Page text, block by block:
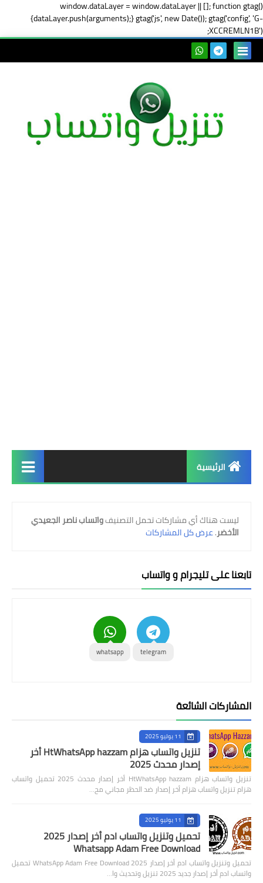
window.dataLayer = window.dataLayer || []; function gtag()
{dataLayer.push(arguments);} gtag('js', new Date()); gtag('config', 'G-
XCCREMLN1B');
الرئيسية
واتساب فؤاد
واتس بلاس
واتس عاصم
واتس النجم
واتس ولد الحاج
واتساب الذهبي
‏ليست هناك أي مشاركات تحمل التصنيفواتساب ناصر الجعيدي
الأخضر.عرض كل المشاركات
تابعنا على تليجرام و واتساب
telegram
whatsapp
المشاركات الشائعة
11 يوليو 2025
تنزيل واتساب هزام HtWhatsApp hazzam أخر
إصدار محدث 2025
تنزيل واتساب هزام HtWhatsApp hazzam أخر إصدار محدث 2025 تحميل واتساب
هزام تنزيل واتساب هزام أخر إصدار ضد الحظر مجاني مح…
11 يوليو 2025
تحميل وتنزيل واتساب ادم أخر إصدار 2025
Whatsapp Adam Free Download
تحميل وتنزيل واتساب ادم أخر إصدار 2025 WhatsApp Adam Free Download تحميل
واتساب ادم أخر إصدار جديد 2025 تنزيل وتحديث وا…